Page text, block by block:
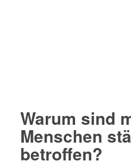
Warum sind
Menschen
betroffen?